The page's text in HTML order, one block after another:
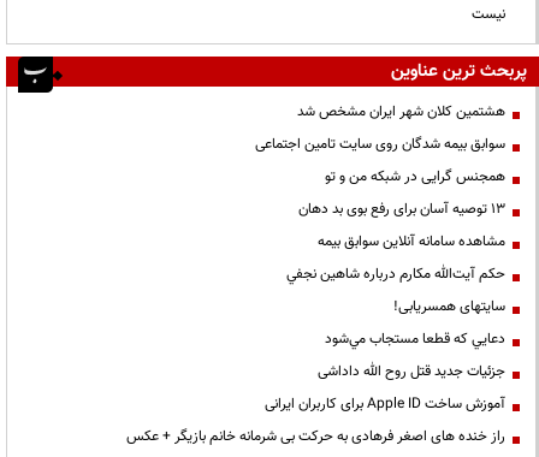
نیست
پربحث ترین عناوین
هشتمین کلان شهر ایران مشخص شد
سوابق بیمه شدگان روی سایت تامین اجتماعی
همجنس گرایی در شبکه من و تو
13 توصیه آسان برای رفع بوی بد دهان
مشاهده سامانه آنلاين سوابق بیمه
حكم آيت‌الله مكارم درباره شاهين نجفي
سایتهای همسریابی!
دعايي كه قطعا مستجاب مي‌شود
جزئیات جدید قتل روح الله داداشی
آموزش ساخت Apple ID برای کاربران ایرانی
راز خنده های اصغر فرهادی به حرکت بی شرمانه خانم بازیگر + عکس